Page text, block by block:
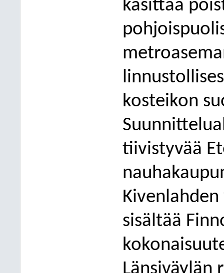
käsittää
kosteikon
tiivistyvää
sisältää